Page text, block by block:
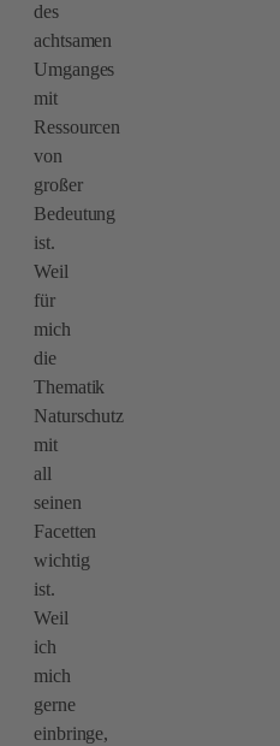
des
achtsamen
Umganges
mit
Ressourcen
von
großer
Bedeutung
ist.
Weil
für
mich
die
Thematik
Naturschutz
mit
all
seinen
Facetten
wichtig
ist.
Weil
ich
mich
gerne
einbringe,